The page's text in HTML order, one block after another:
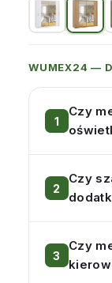
WUMEX24 —
Czy
Czy
Czy